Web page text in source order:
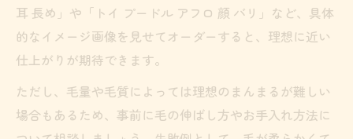
耳 長め」や「トイ プードル アフロ 顔 バリ」など、具体
的なイメージ画像を見せてオーダーすると、理想に近い
仕上がりが期待できます。
ただし、毛量や毛質によっては理想のまんまるが難しい
場合もあるため、事前に毛の伸ばし方やお手入れ方法に